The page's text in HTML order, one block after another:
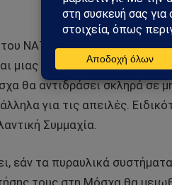
ΝΑΤΟ προς τα ανατολικά
μιας εσφαλμένης ανάλυσης
θα αντιδράσει σκληρά σε
για τις απειλές.
Συμμαχία.
εάν τα πυραυλικά